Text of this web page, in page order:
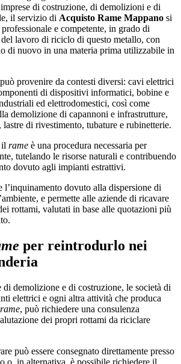
di costruzione, di demolizioni e di
il servizio di Acquisto Rame Mappano si
e competente, in grado di
lavoro di riciclo di questo metallo, con
di nuovo in una materia prima utilizzabile in
provenire da contesti diversi: cavi elettrici
di dispositivi informatici, bobine e
ed elettrodomestici, così come
demolizione di capannoni e infrastrutture,
di rivestimento, tubature e rubinetterie.
il rame è una procedura necessaria per
tutelando le risorse naturali e contribuendo
dovuto agli impianti estrattivi.
dovuto alla dispersione di
e permette alle aziende di ricavare
rottami, valutati in base alle quotazioni più
per reintrodurlo nei
di demolizione e di costruzione, le società di
elettrici e ogni altra attività che produca
rame, può richiedere una consulenza
dei propri rottami da riciclare
può essere consegnato direttamente presso
o, in alternativa, è possibile richiedere il